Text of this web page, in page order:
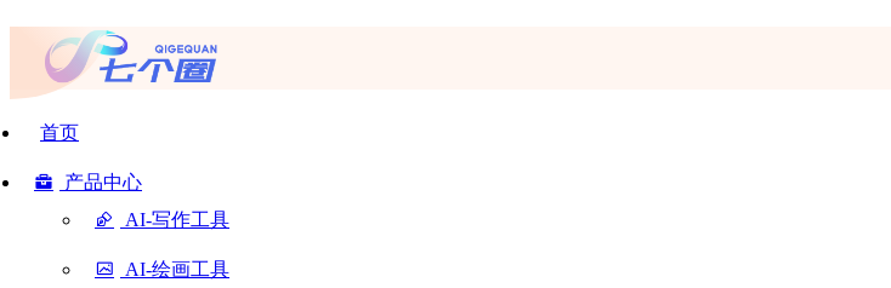
首页
产品中心
AI-写作工具
AI-绘画工具